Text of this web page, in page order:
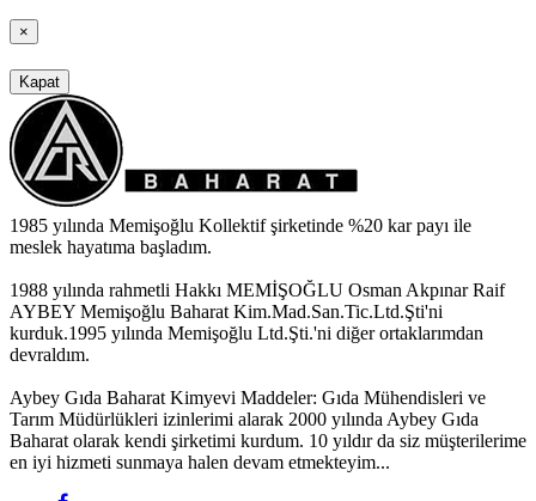
×
Kapat
1985 yılında Memişoğlu Kollektif şirketinde %20 kar payı ile
meslek hayatıma başladım.
1988 yılında rahmetli Hakkı MEMİŞOĞLU Osman Akpınar Raif
AYBEY Memişoğlu Baharat Kim.Mad.San.Tic.Ltd.Şti'ni
kurduk.1995 yılında Memişoğlu Ltd.Şti.'ni diğer ortaklarımdan
devraldım.
Aybey Gıda Baharat Kimyevi Maddeler: Gıda Mühendisleri ve
Tarım Müdürlükleri izinlerimi alarak 2000 yılında Aybey Gıda
Baharat olarak kendi şirketimi kurdum. 10 yıldır da siz müşterilerime
en iyi hizmeti sunmaya halen devam etmekteyim...